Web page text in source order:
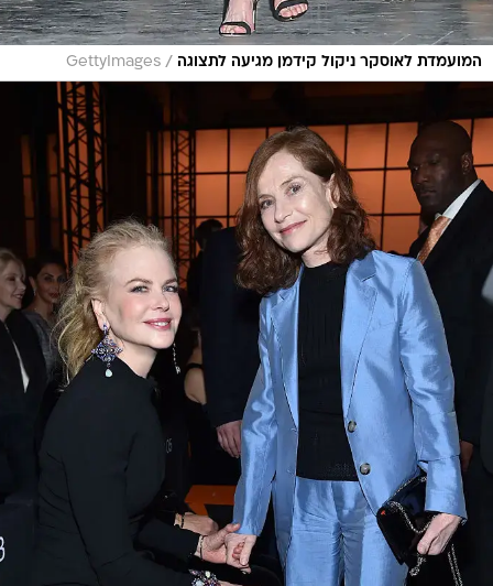
המועמדת לאוסקר ניקול קידמן מגיעה לתצוגה /
GettyImages